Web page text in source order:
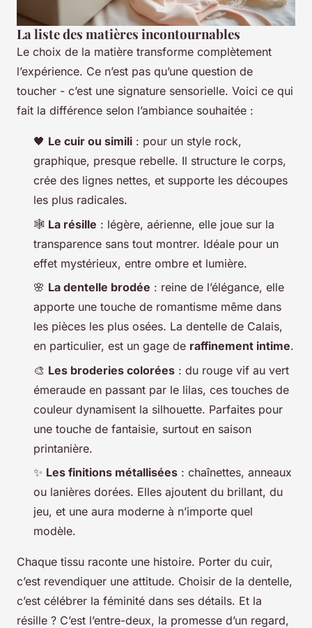
La liste des matières incontournables
Le choix de la matière transforme complètement
l’expérience. Ce n’est pas qu’une question de
toucher - c’est une signature sensorielle. Voici ce qui
fait la différence selon l’ambiance souhaitée :
🖤 Le cuir ou simili : pour un style rock,
graphique, presque rebelle. Il structure le corps,
crée des lignes nettes, et supporte les découpes
les plus radicales.
🕸️ La résille : légère, aérienne, elle joue sur la
transparence sans tout montrer. Idéale pour un
effet mystérieux, entre ombre et lumière.
🌸 La dentelle brodée : reine de l’élégance, elle
apporte une touche de romantisme même dans
les pièces les plus osées. La dentelle de Calais,
en particulier, est un gage de raffinement intime.
🎨 Les broderies colorées : du rouge vif au vert
émeraude en passant par le lilas, ces touches de
couleur dynamisent la silhouette. Parfaites pour
une touche de fantaisie, surtout en saison
printanière.
✨ Les finitions métallisées : chaînettes, anneaux
ou lanières dorées. Elles ajoutent du brillant, du
jeu, et une aura moderne à n’importe quel
modèle.
Chaque tissu raconte une histoire. Porter du cuir,
c’est revendiquer une attitude. Choisir de la dentelle,
c’est célébrer la féminité dans ses détails. Et la
résille ? C’est l’entre-deux, la promesse d’un regard,